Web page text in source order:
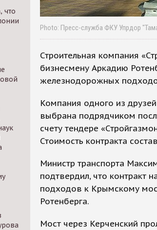
что
Photo: Пресс-служба ФКУ Упрдор
Строительная компания
бизнесмену Аркадию
железнодорожных
Компания одного из
выбрана подрядчиком
счету тендере
Стоимость контракта
Министр транспорта
подтвердил, что контракт
подходов к Крымскому
Ротенберга.
Мост через Керченский